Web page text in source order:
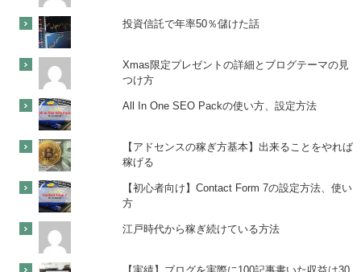
投資信託で年率50％儲けた話
Xmas限定プレゼントの詳細とブログテーマの見
つけ方
All In One SEO Packの使い方、設定方法
【アドセンスの稼ぎ方基本】出来ることをやれば
稼げる
【初心者向け】Contact Form 7の設定方法、使い
方
江戸時代から稼ぎ続けている方法